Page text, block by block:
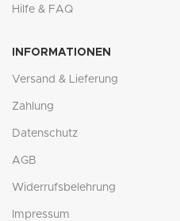
Hilfe & FAQ
INFORMATIONEN
Versand & Lieferung
Zahlung
Datenschutz
AGB
Widerrufsbelehrung
Impressum